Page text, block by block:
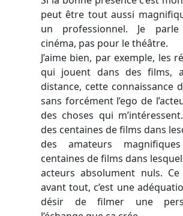
peut être tout aussi
un professionnel. Je
cinéma, pas pour le théâtre.
J’aime bien, par exemple, les
qui jouent dans des films,
distance, cette connaissance
sans forcément l’ego de
des choses qui
des centaines de films dans
des amateurs
centaines de films dans
acteurs absolument nuls.
avant tout, c’est une
désir de filmer une